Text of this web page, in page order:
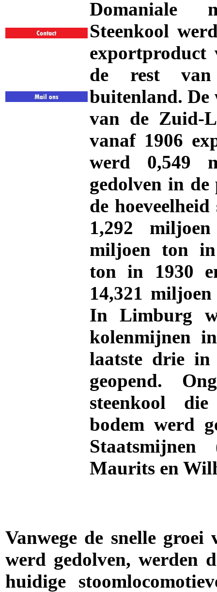
Domaniale
Steenkool
exportproduct
de rest
buitenland. De
van de Zuid-
vanaf 1906
werd 0,549
gedolven in
de
1,292
miljoen ton in
ton in 1930
14,321
In Limburg
kolenmijnen
laatste drie in
geopend.
steenkool
bodem werd
Maurits en
Vanwege de snelle groei
werd gedolven, werden
huidige